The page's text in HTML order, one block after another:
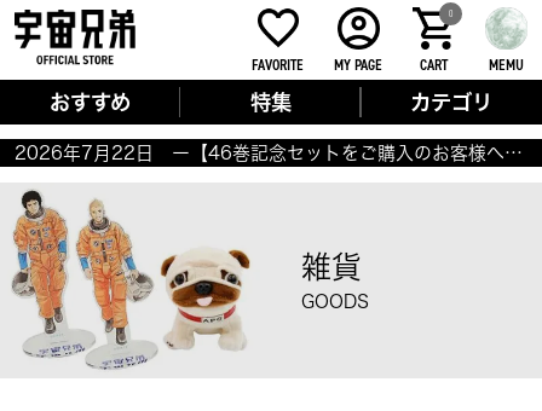
FAVORITE MY PAGE CART
0
MEMU
おすすめ 特集 カテゴリ
2026年7月22日 ー【46巻記念セットをご購入のお客様へ】商品のお届けについてー
雑貨
GOODS